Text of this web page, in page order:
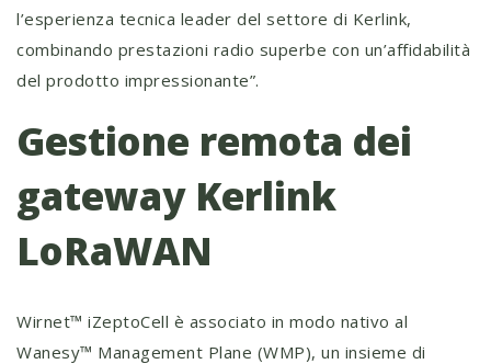
l’esperienza tecnica leader del settore di Kerlink,
combinando prestazioni radio superbe con un’affidabilità
del prodotto impressionante”.
Gestione remota dei
gateway Kerlink
LoRaWAN
Wirnet™ iZeptoCell è associato in modo nativo al
Wanesy™ Management Plane (WMP), un insieme di